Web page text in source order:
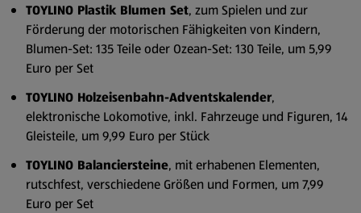
TOYLINO Plastik Blumen Set, zum Spielen und zur
Förderung der motorischen Fähigkeiten von Kindern,
Blumen-Set: 135 Teile oder Ozean-Set: 130 Teile, um 5,99
Euro per Set
TOYLINO Holzeisenbahn-Adventskalender,
elektronische Lokomotive, inkl. Fahrzeuge und Figuren, 14
Gleisteile, um 9,99 Euro per Stück
TOYLINO Balanciersteine, mit erhabenen Elementen,
rutschfest, verschiedene Größen und Formen, um 7,99
Euro per Set